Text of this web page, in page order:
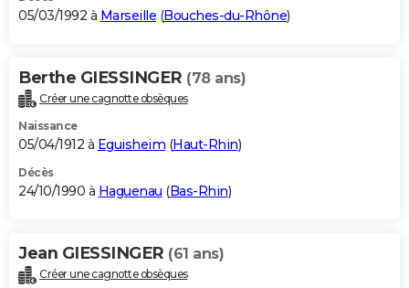
05/03/1992 à Marseille (Bouches-du-Rhône)
Berthe GIESSINGER (78 ans)
Créer une cagnotte obsèques
Naissance
05/04/1912 à Eguisheim (Haut-Rhin)
Décès
24/10/1990 à Haguenau (Bas-Rhin)
Jean GIESSINGER (61 ans)
Créer une cagnotte obsèques